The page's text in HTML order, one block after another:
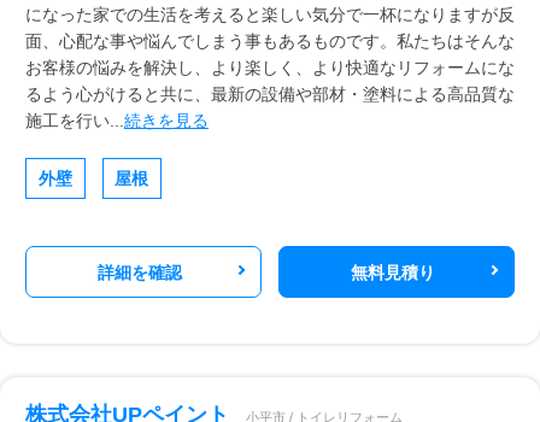
になった家での生活を考えると楽しい気分で一杯になりますが反
面、心配な事や悩んでしまう事もあるものです。私たちはそんな
お客様の悩みを解決し、より楽しく、より快適なリフォームにな
るよう心がけると共に、最新の設備や部材・塗料による高品質な
施工を行い... 続きを見る
外壁 屋根
詳細を確認 無料見積り
株式会社UPペイント 小平市 / トイレリフォーム